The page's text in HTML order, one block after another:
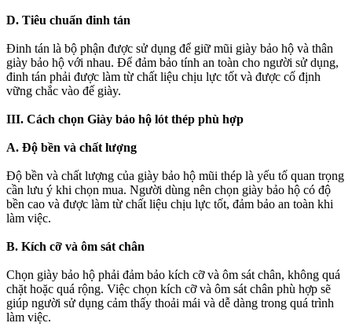
D. Tiêu chuẩn đinh tán
Đinh tán là bộ phận được sử dụng để giữ mũi giày bảo hộ và thân
giày bảo hộ với nhau. Để đảm bảo tính an toàn cho người sử dụng,
đinh tán phải được làm từ chất liệu chịu lực tốt và được cố định
vững chắc vào đế giày.
III. Cách chọn Giày bảo hộ lót thép phù hợp
A. Độ bền và chất lượng
Độ bền và chất lượng của giày bảo hộ mũi thép là yếu tố quan trọng
cần lưu ý khi chọn mua. Người dùng nên chọn giày bảo hộ có độ
bền cao và được làm từ chất liệu chịu lực tốt, đảm bảo an toàn khi
làm việc.
B. Kích cỡ và ôm sát chân
Chọn giày bảo hộ phải đảm bảo kích cỡ và ôm sát chân, không quá
chặt hoặc quá rộng. Việc chọn kích cỡ và ôm sát chân phù hợp sẽ
giúp người sử dụng cảm thấy thoải mái và dễ dàng trong quá trình
làm việc.